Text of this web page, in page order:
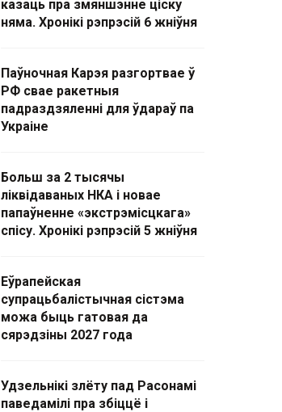
казаць пра змяншэнне ціску
няма. Хронікі рэпрэсій 6 жніўня
Паўночная Карэя разгортвае ў
РФ свае ракетныя
падраздзяленні для ўдараў па
Украіне
Больш за 2 тысячы
ліквідаваных НКА і новае
папаўненне «экстрэмісцкага»
спісу. Хронікі рэпрэсій 5 жніўня
Еўрапейская
супрацьбалістычная сістэма
можа быць гатовая да
сярэдзіны 2027 года
Удзельнікі злёту пад Расонамі
паведамілі пра збіццё і